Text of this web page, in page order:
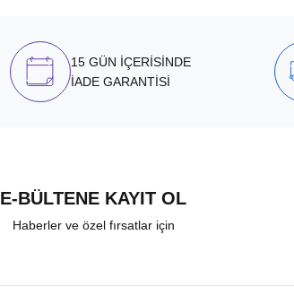
15 GÜN İÇERİSİNDE
İADE GARANTİSİ
E-BÜLTENE KAYIT OL
Haberler ve özel fırsatlar için